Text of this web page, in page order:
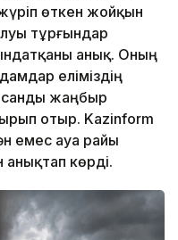
өткен жойқын
тұрғындар
анық. Оның
еліміздің
жаңбыр
отыр. Kazinform
емес ауа райы
көрді.